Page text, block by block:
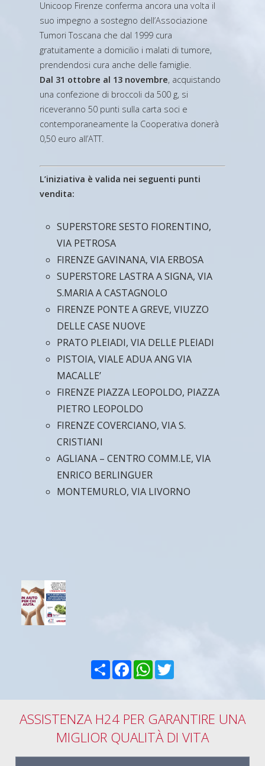
Unicoop Firenze conferma ancora una volta il
suo impegno a sostegno dell’Associazione
Tumori Toscana che dal 1999 cura
gratuitamente a domicilio i malati di tumore,
prendendosi cura anche delle famiglie.
Dal 31 ottobre al 13 novembre, acquistando
una confezione di broccoli da 500 g, si
riceveranno 50 punti sulla carta soci e
contemporaneamente la Cooperativa donerà
0,50 euro all’ATT.
L’iniziativa è valida nei seguenti punti
vendita:
SUPERSTORE SESTO FIORENTINO,
VIA PETROSA
FIRENZE GAVINANA, VIA ERBOSA
SUPERSTORE LASTRA A SIGNA, VIA
S.MARIA A CASTAGNOLO
FIRENZE PONTE A GREVE, VIUZZO
DELLE CASE NUOVE
PRATO PLEIADI, VIA DELLE PLEIADI
PISTOIA, VIALE ADUA ANG VIA
MACALLE’
FIRENZE PIAZZA LEOPOLDO, PIAZZA
PIETRO LEOPOLDO
FIRENZE COVERCIANO, VIA S.
CRISTIANI
AGLIANA – CENTRO COMM.LE, VIA
ENRICO BERLINGUER
MONTEMURLO, VIA LIVORNO
CondividiFacebookWhatsApp
Twitter
ASSISTENZA H24 PER GARANTIRE UNA
MIGLIOR QUALITÀ DI VITA